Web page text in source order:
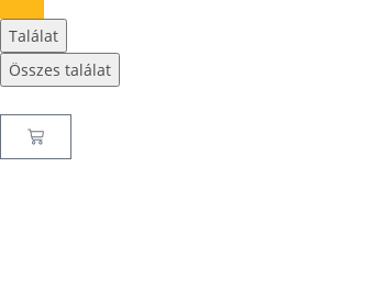
Találat
Összes találat